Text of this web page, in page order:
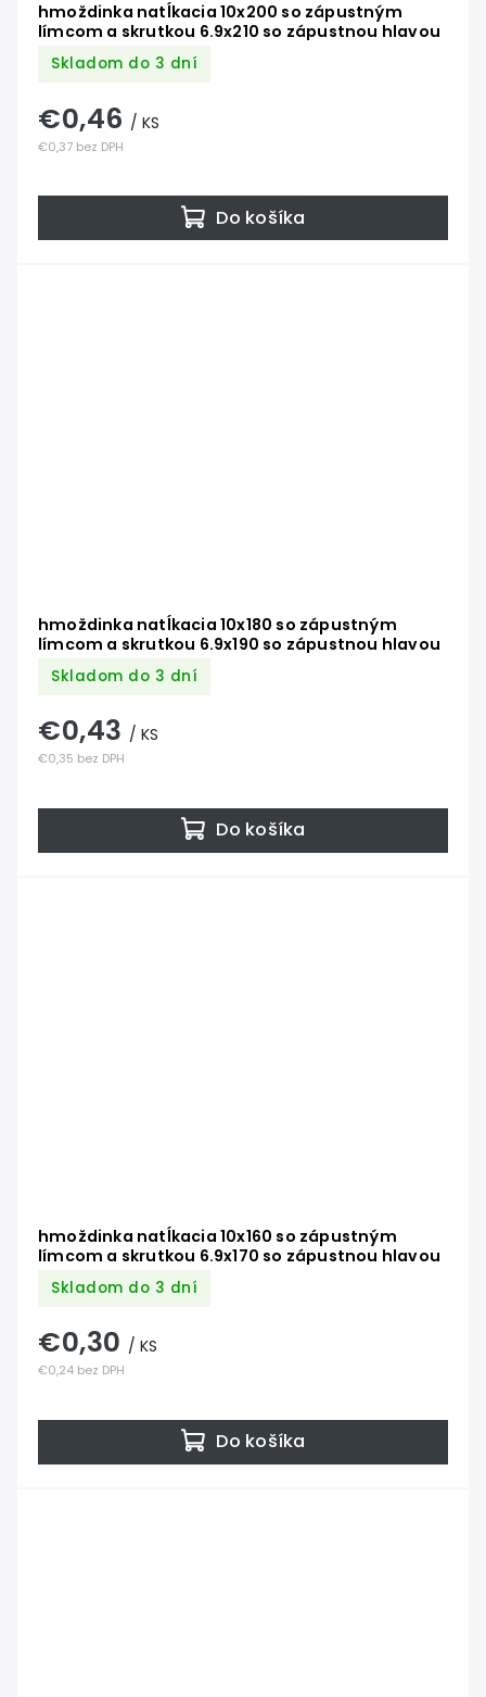
hmoždinka natĺkacia 10x200 so zápustným
límcom a skrutkou 6.9x210 so zápustnou hlavou
Skladom do 3 dní
€0,37 bez DPH
€0,46 / KS
Do košíka
hmoždinka natĺkacia 10x180 so zápustným
límcom a skrutkou 6.9x190 so zápustnou hlavou
Skladom do 3 dní
€0,35 bez DPH
€0,43 / KS
Do košíka
hmoždinka natĺkacia 10x160 so zápustným
límcom a skrutkou 6.9x170 so zápustnou hlavou
Skladom do 3 dní
€0,24 bez DPH
€0,30 / KS
Do košíka